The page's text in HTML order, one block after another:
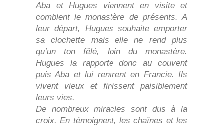
Aba et Hugues viennent en visite et
comblent le monastère de présents. A
leur départ, Hugues souhaite emporter
sa clochette mais elle ne rend plus
qu’un ton fêlé, loin du monastère.
Hugues la rapporte donc au couvent
puis Aba et lui rentrent en Francie. Ils
vivent vieux et finissent paisiblement
leurs vies.
De nombreux miracles sont dus à la
croix. En témoignent, les chaînes et les